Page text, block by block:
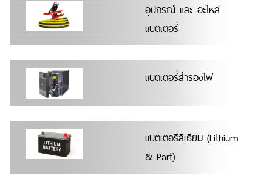
อุปกรณ์ และ อะไหล่
แบตเตอรี่
แบตเตอรี่สำรองไฟ
แบตเตอรี่ลิเธียม (Lithium
& Part)